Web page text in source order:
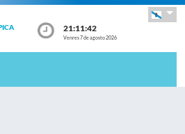
21:11:42
Venres 7 de agosto 2026